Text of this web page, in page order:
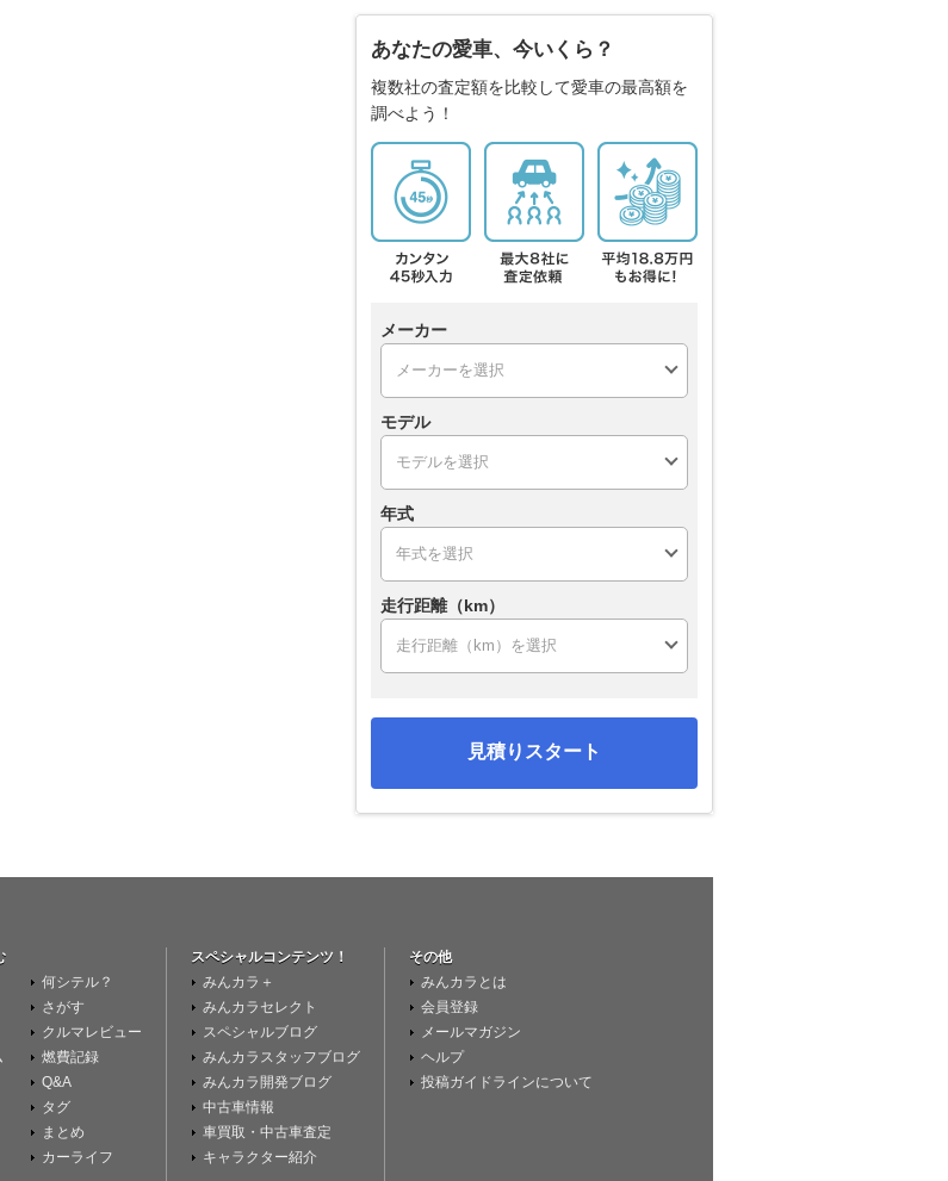
あなたの愛車、今いくら？
複数社の査定額を比較して愛車の最高額を
調べよう！
メーカー
モデル
年式
走行距離（km）
見積りスタート
何シテル？
さがす
クルマレビュー
燃費記録
Q&A
タグ
まとめ
カーライフ
スペシャルコンテンツ！
みんカラ＋
みんカラセレクト
スペシャルブログ
みんカラスタッフブログ
みんカラ開発ブログ
中古車情報
車買取・中古車査定
キャラクター紹介
その他
みんカラとは
会員登録
メールマガジン
ヘルプ
投稿ガイドラインについて